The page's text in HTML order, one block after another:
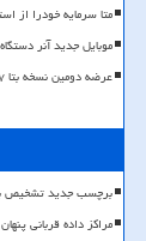
متا سرمایه خودرا از
موبایل جدید آنر
عرضه دومین نسخه بتا iOS۲۷
برچسب جدید تشخیص
مراکز داده قربانی